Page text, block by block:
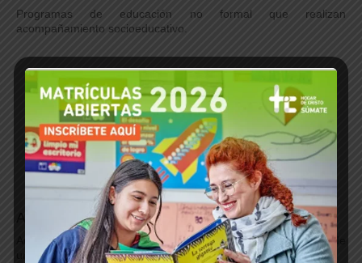
Programas de educación no formal que realizan
acompañamiento socioeducativo.
Asesorías
Acompañamiento técnico para la generación y sostenimiento de
una oferta educativa inclusiva